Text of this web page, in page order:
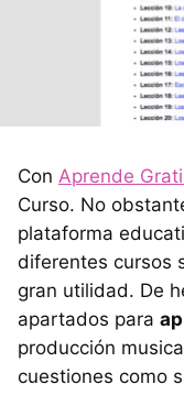
Con Aprende
Curso. No
plataforma
diferentes cursos
gran utilidad. De
apartados para
producción
cuestiones como